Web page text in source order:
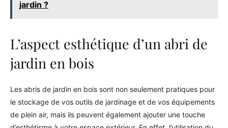
jardin ?
L’aspect esthétique d’un abri de
jardin en bois
Les abris de jardin en bois sont non seulement pratiques pour
le stockage de vos outils de jardinage et de vos équipements
de plein air, mais ils peuvent également ajouter une touche